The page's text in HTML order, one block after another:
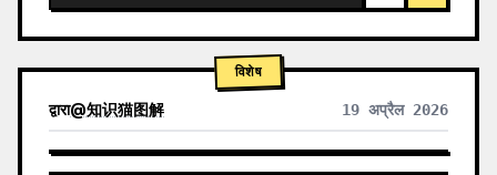
विशेष
द्वारा@知识猫图解 19 अप्रैल 2026